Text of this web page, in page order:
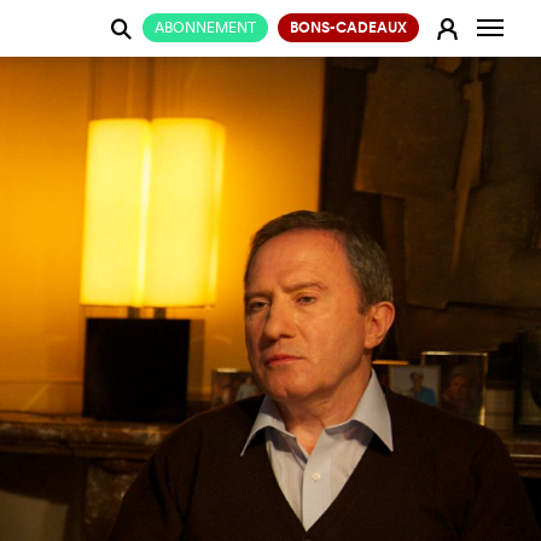
ABONNEMENT BONS-CADEAUX E
j